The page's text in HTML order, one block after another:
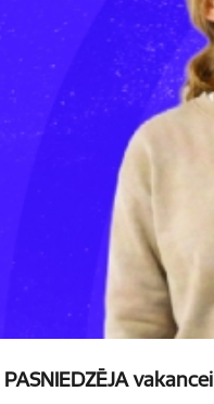
vakancei